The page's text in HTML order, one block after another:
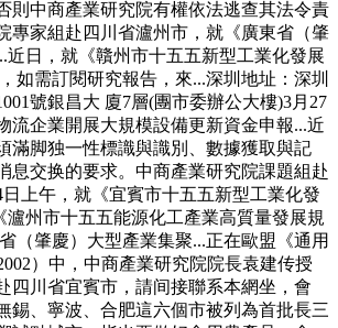
則中商產業研究院有權依法逃查其法令責
專家組赴四川省瀘州市，就《廣東省（肇
近日，就《贛州市十五五新型工業化發展
如需訂閱研究報告，來...深圳地址：深圳
號銀昌大 廈7層(團市委辦公大樓)3月27
流企業開展大規模設備更新資金申報...近
滿脚独一性標識與識別、數據獲取與記
息交换的要求。中商產業研究院課題組赴
日上午，就《宜賓市十五五新型工業化發
瀘州市十五五能源化工產業高質量發展規
（肇慶）大型產業集聚...正在歐盟《通用
）中，中商產業研究院院長袁建传授
四川省宜賓市，請间接聯系本網坐，會
錫、寧波、合肥這六個市被列為首批長三